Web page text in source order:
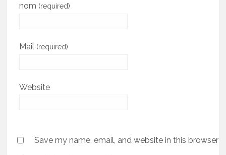
nom (required)
Mail (required)
Website
Save my name, email, and website in this browser